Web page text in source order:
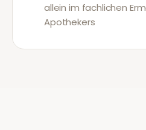
allein im fachlichen
Apothekers